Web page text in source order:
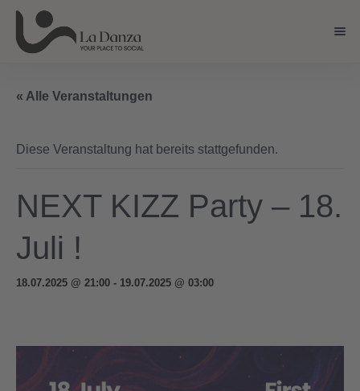
« Alle Veranstaltungen
Diese Veranstaltung hat bereits stattgefunden.
NEXT KIZZ Party – 18.
Juli !
18.07.2025 @ 21:00 - 19.07.2025 @ 03:00
DANCE CLASSES
Solo Classes
Bachata Kurse
Kids & Teens